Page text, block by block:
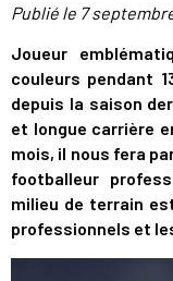
Publié le 7
Joueur
couleurs pendant
depuis la saison
et longue carrière
mois, il nous fera
footballeur
milieu de terrain
professionnels et